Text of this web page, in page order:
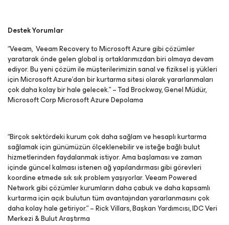
Destek Yorumlar
“Veeam, Veeam Recovery to Microsoft Azure gibi çözümler
yaratarak önde gelen global iş ortaklarımızdan biri olmaya devam
ediyor. Bu yeni çözüm ile müşterilerimizin sanal ve fiziksel iş yükleri
için Microsoft Azure’dan bir kurtarma sitesi olarak yararlanmaları
çok daha kolay bir hale gelecek.” – Tad Brockway, Genel Müdür,
Microsoft Corp Microsoft Azure Depolama
“Birçok sektördeki kurum çok daha sağlam ve hesaplı kurtarma
sağlamak için günümüzün ölçeklenebilir ve isteğe bağlı bulut
hizmetlerinden faydalanmak istiyor. Ama başlaması ve zaman
içinde güncel kalması istenen ağ yapılandırması gibi görevleri
koordine etmede sık sık problem yaşıyorlar. Veeam Powered
Network gibi çözümler kurumların daha çabuk ve daha kapsamlı
kurtarma için açık bulutun tüm avantajından yararlanmasını çok
daha kolay hale getiriyor.” – Rick Villars, Başkan Yardımcısı, IDC Veri
Merkezi & Bulut Araştırma